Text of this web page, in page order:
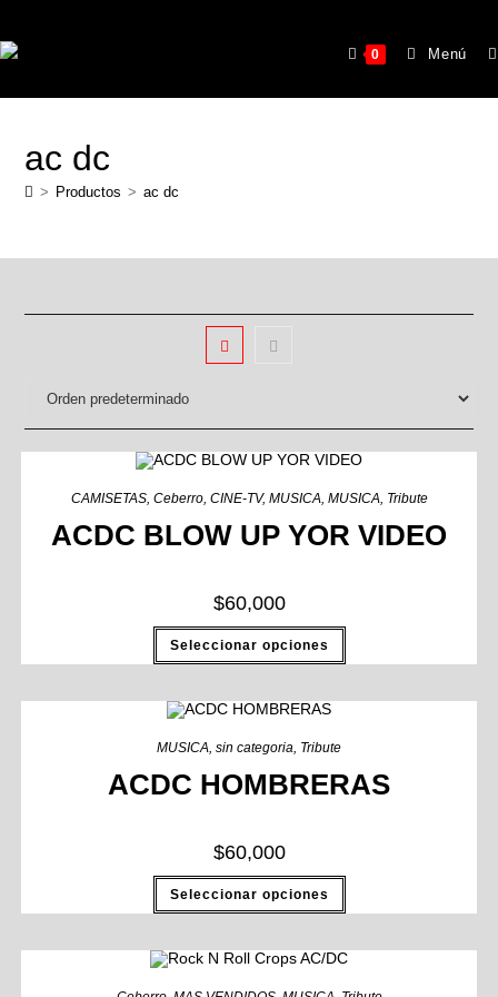
0 Menú
ac dc
> Productos > ac dc
CAMISETAS, Ceberro, CINE-TV, MUSICA, MUSICA, Tribute
ACDC BLOW UP YOR VIDEO
$60,000
Seleccionar opciones
MUSICA, sin categoria, Tribute
ACDC HOMBRERAS
$60,000
Seleccionar opciones